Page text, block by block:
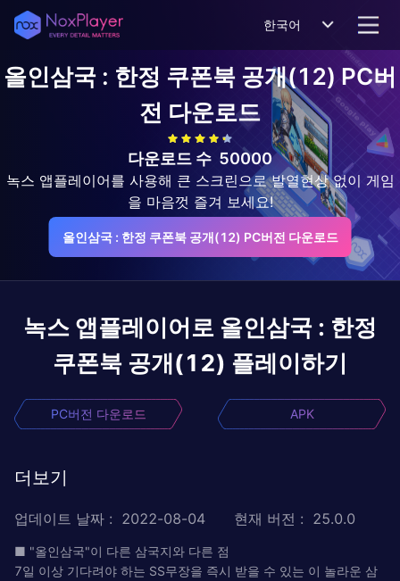
한국어
올인삼국 : 한정 쿠폰북 공개(12) PC버
전 다운로드
다운로드 수 50000
녹스 앱플레이어를 사용해 큰 스크린으로 발열현상 없이 게임
을 마음껏 즐겨 보세요!
올인삼국 : 한정 쿠폰북 공개(12) PC버전 다운로드
녹스 앱플레이어로 올인삼국 : 한정
쿠폰북 공개(12) 플레이하기
PC버전 다운로드 APK
더보기
업데이트 날짜 : 2022-08-04 현재 버전 : 25.0.0
■ "올인삼국"이 다른 삼국지와 다른 점
7일 이상 기다려야 하는 SS무장을 즉시 받을 수 있는 이 놀라운 삼